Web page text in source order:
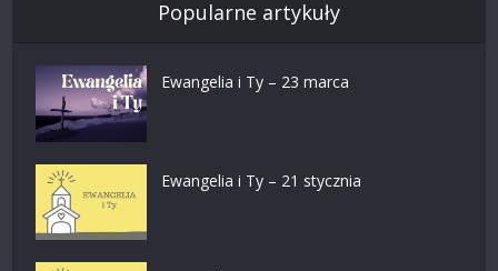
Popularne artykuły
Ewangelia i Ty – 23 marca
Ewangelia i Ty – 21 stycznia